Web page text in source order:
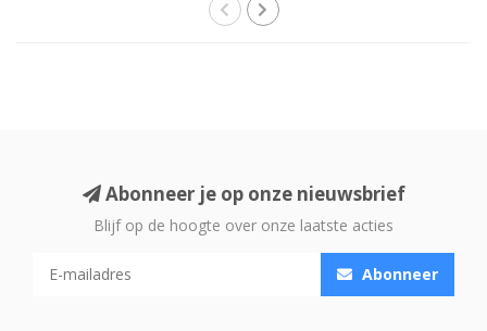
Abonneer je op onze nieuwsbrief
Blijf op de hoogte over onze laatste acties
Abonneer